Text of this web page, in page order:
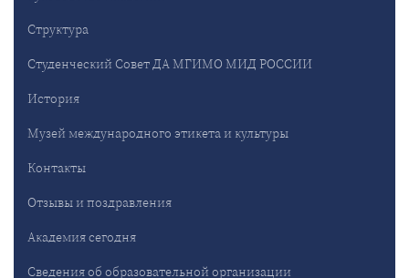
Структура
Студенческий Совет ДА МГИМО МИД РОССИИ
История
Музей международного этикета и культуры
Контакты
Отзывы и поздравления
Академия сегодня
Сведения об образовательной организации